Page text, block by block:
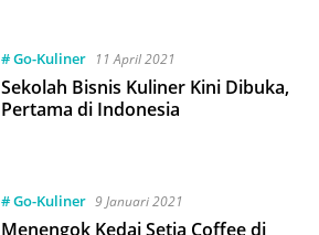
# Go-Kuliner 11 April 2021
Sekolah Bisnis Kuliner Kini Dibuka,
Pertama di Indonesia
# Go-Kuliner 9 Januari 2021
Menengok Kedai Setia Coffee di